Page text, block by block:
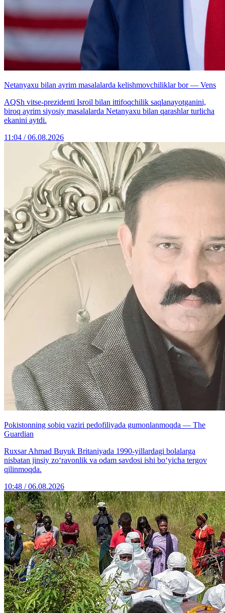
Netanyaxu bilan ayrim masalalarda kelishmovchiliklar bor — Vens
AQSh vitse-prezidenti Isroil bilan ittifoqchilik saqlanayotganini,
biroq ayrim siyosiy masalalarda Netanyaxu bilan qarashlar turlicha
ekanini aytdi.
11:04 / 06.08.2026
Pokistonning sobiq vaziri pedofiliyada gumonlanmoqda — The
Guardian
Ruxsar Ahmad Buyuk Britaniyada 1990-yillardagi bolalarga
nisbatan jinsiy zo‘ravonlik va odam savdosi ishi bo‘yicha tergov
qilinmoqda.
10:48 / 06.08.2026